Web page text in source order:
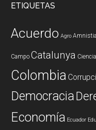
ETIQUETAS
Acuerdo Agro Amnistia
Campo Catalunya
Colombia
Democracia
Economía Ecuador